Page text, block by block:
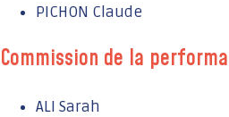
PICHON Claude
Commission de la
ALI Sarah